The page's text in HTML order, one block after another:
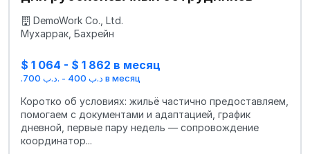
DemoWork Co., Ltd.
Мухаррак, Бахрейн
$ 1 064 - $ 1 862 в месяц
.د.ب 400 - .د.ب 700 в месяц
Коротко об условиях: жильё частично предоставляем,
помогаем с документами и адаптацией, график
дневной, первые пару недель — сопровождение
координатор...